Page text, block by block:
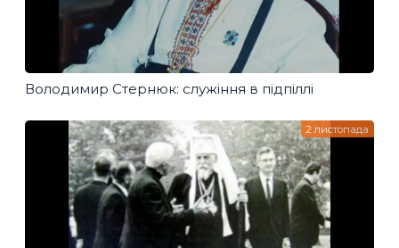
Володимир Стернюк: служіння в підпіллі
2 листопада